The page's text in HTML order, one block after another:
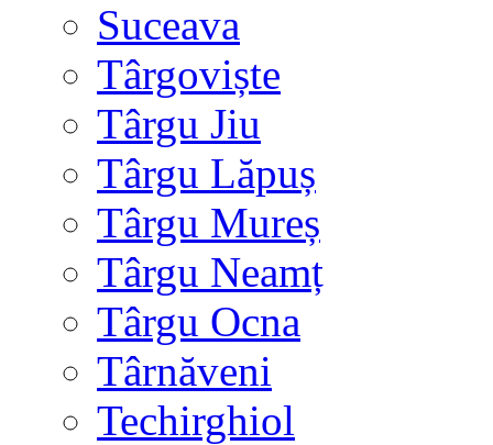
Suceava
Târgoviște
Târgu Jiu
Târgu Lăpuș
Târgu Mureș
Târgu Neamț
Târgu Ocna
Târnăveni
Techirghiol